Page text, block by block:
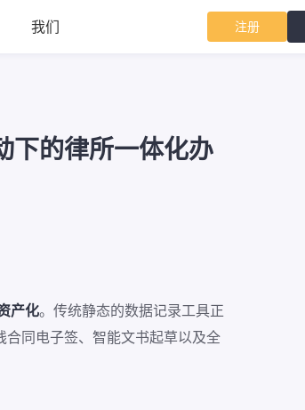
我们 注册
下的律所一体化办
产化。传统静态的数据记录工具正
同电子签、智能文书起草以及全